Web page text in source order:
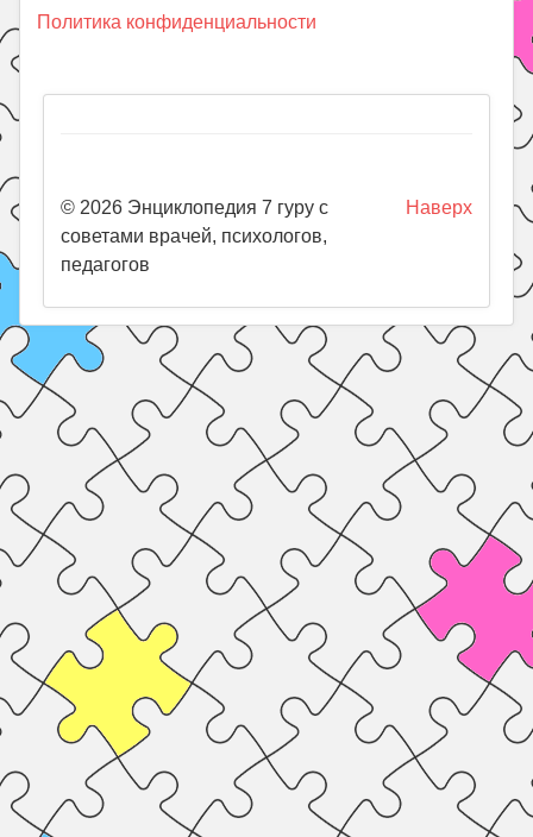
Политика конфиденциальности
Наверх
© 2026 Энциклопедия 7 гуру с
советами врачей, психологов,
педагогов